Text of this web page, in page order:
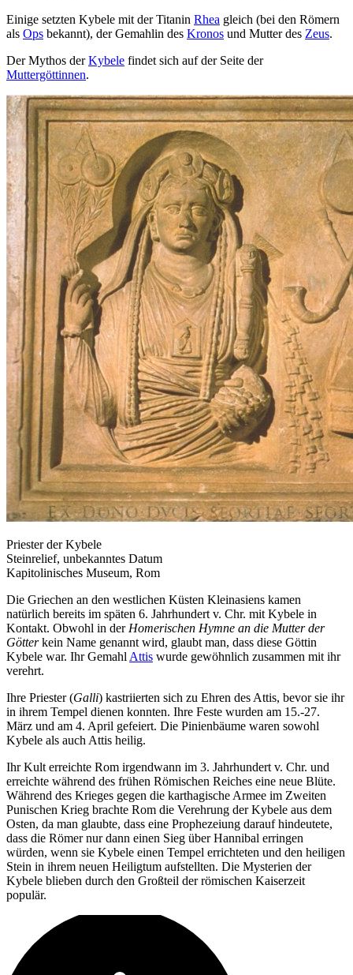
Einige setzten Kybele mit der Titanin Rhea gleich (bei den Römern
als Ops bekannt), der Gemahlin des Kronos und Mutter des Zeus.
Der Mythos derKybele findet sich auf der Seite der
Muttergöttinnen.
Priester der Kybele
Steinrelief, unbekanntes Datum
Kapitolinisches Museum, Rom
Die Griechen an den westlichen Küsten Kleinasiens kamen
natürlich bereits im späten 6. Jahrhundert v. Chr. mit Kybele in
Kontakt. Obwohl in der Homerischen Hymne an die Mutter der
Götterkein Name genannt wird, glaubt man, dass diese Göttin
Kybele war. Ihr Gemahl Attis wurde gewöhnlich zusammen mit ihr
verehrt.
Ihre Priester (Galli) kastriierten sich zu Ehren des Attis, bevor sie ihr
in ihrem Tempel dienen konnten. Ihre Feste wurden am 15.-27.
März und am 4. April gefeiert. Die Pinienbäume waren sowohl
Kybele als auch Attis heilig.
Ihr Kult erreichte Rom irgendwann im 3. Jahrhundert v. Chr. und
erreichte während des frühen Römischen Reiches eine neue Blüte.
Während des Krieges gegen die karthagische Armee im Zweiten
Punischen Krieg brachte Rom die Verehrung der Kybele aus dem
Osten, da man glaubte, dass eine Prophezeiung darauf hindeutete,
dass die Römer nur dann einen Sieg über Hannibal erringen
würden, wenn sie Kybele einen Tempel errichteten und den heiligen
Stein in ihrem neuen Heiligtum aufstellten. Die Mysterien der
Kybele blieben durch den Großteil der römischen Kaiserzeit
populär.